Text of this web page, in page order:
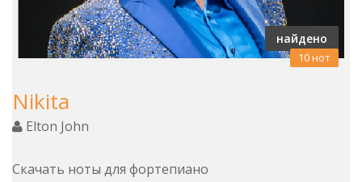
найдено
10 нот
Nikita
Elton John
Скачать ноты для фортепиано